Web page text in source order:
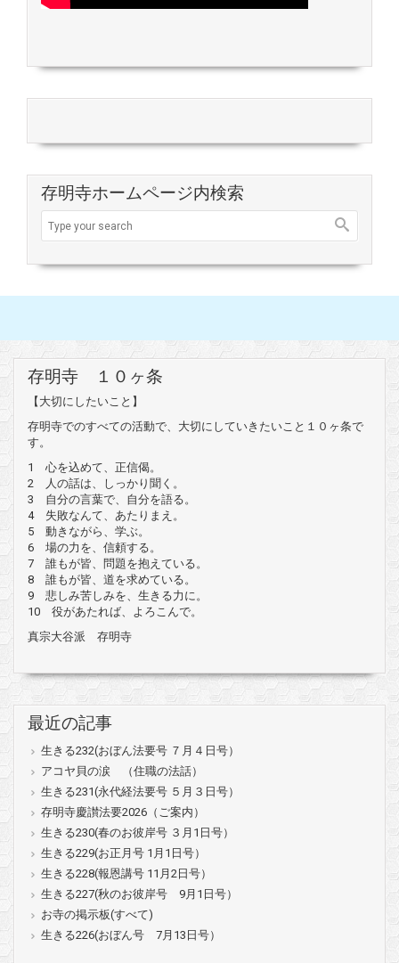
存明寺ホームページ内検索
存明寺 １０ヶ条
【大切にしたいこと】
存明寺でのすべての活動で、大切にしていきたいこと１０ヶ条で
す。
1 心を込めて、正信偈。
2 人の話は、しっかり聞く。
3 自分の言葉で、自分を語る。
4 失敗なんて、あたりまえ。
5 動きながら、学ぶ。
6 場の力を、信頼する。
7 誰もが皆、問題を抱えている。
8 誰もが皆、道を求めている。
9 悲しみ苦しみを、生きる力に。
10 役があたれば、よろこんで。
真宗大谷派 存明寺
最近の記事
生きる232(おぼん法要号 ７月４日号）
アコヤ貝の涙 （住職の法話）
生きる231(永代経法要号 ５月３日号）
存明寺慶讃法要2026（ご案内）
生きる230(春のお彼岸号 ３月1日号）
生きる229(お正月号 1月1日号）
生きる228(報恩講号 11月2日号）
生きる227(秋のお彼岸号 9月1日号）
お寺の掲示板(すべて)
生きる226(おぼん号 7月13日号）